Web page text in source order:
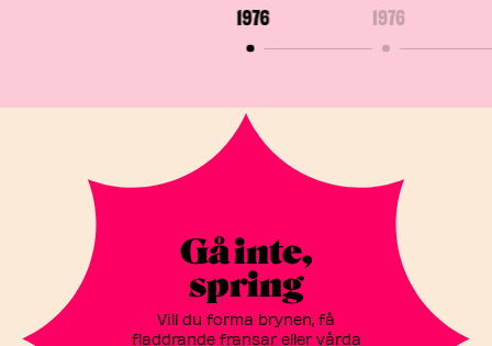
1976 1976
Gå inte,
spring
Vill du forma brynen, få
fladdrande fransar eller vårda